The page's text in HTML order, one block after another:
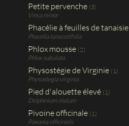
Petite pervenche (3)
Vinca minor
Phacélie à feuilles de tanaisie
Phacelia tanacetifolia
Phlox mousse (2)
Phlox subulata
Physostégie de Virginie (1)
Physostegia virginia
Pied d'alouette élevé (1)
Delphinium elatum
Pivoine officinale (1)
Paeonia officinalis